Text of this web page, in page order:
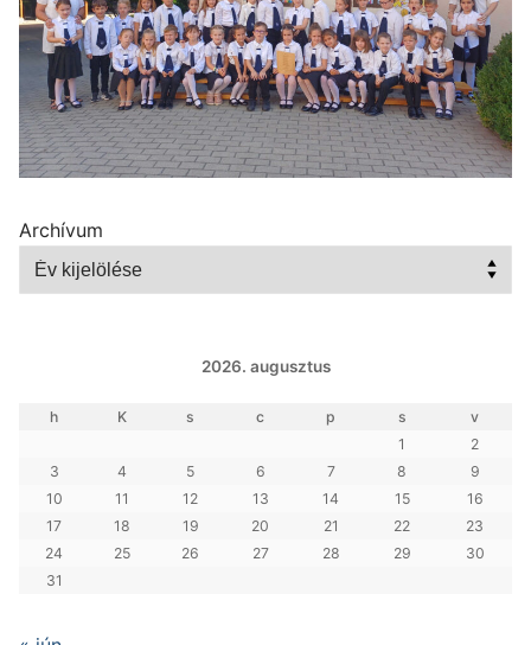
Archívum
2026. augusztus
h K s c p s
v
1
2
3
4 5 6 7 8
9
10
11 12 13 14 15
16
17
18 19 20 21 22
23
24
25 26 27 28 29
30
31